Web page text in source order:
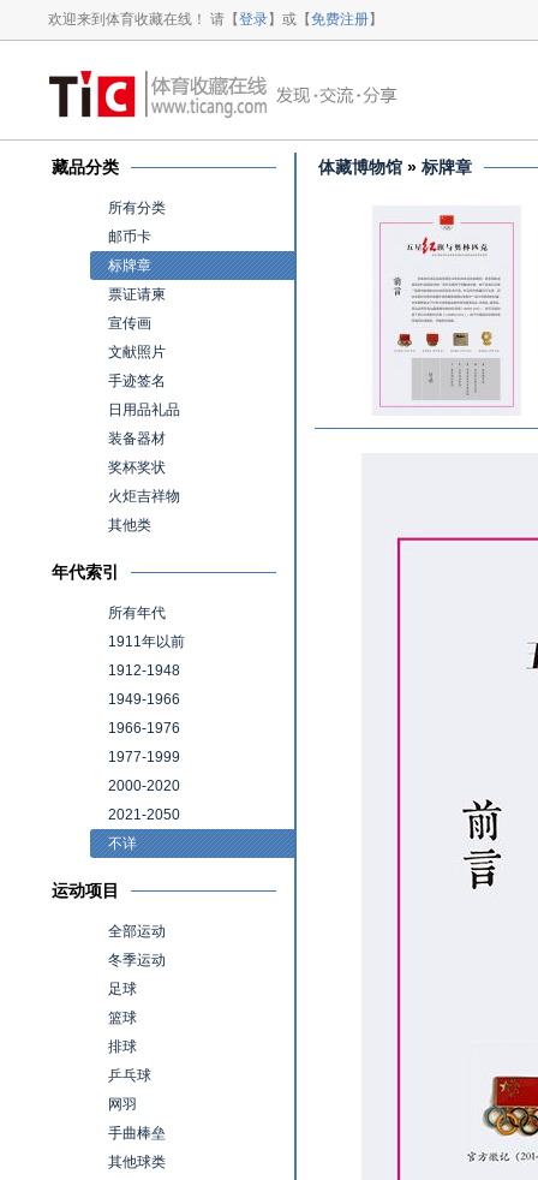
欢迎来到体育收藏在线！ 请【登录】或【免费注册】
藏品分类
所有分类
邮币卡
标牌章
票证请柬
宣传画
文献照片
手迹签名
日用品礼品
装备器材
奖杯奖状
火炬吉祥物
其他类
年代索引
所有年代
1911年以前
1912-1948
1949-1966
1966-1976
1977-1999
2000-2020
2021-2050
不详
运动项目
全部运动
冬季运动
足球
篮球
排球
乒乓球
网羽
手曲棒垒
其他球类
体藏博物馆 » 标牌章